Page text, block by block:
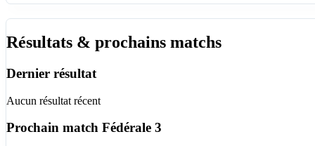
Résultats & prochains matchs
Dernier résultat
Aucun résultat récent
Prochain match Fédérale 3